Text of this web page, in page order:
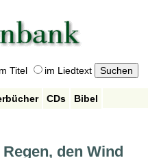
Titel im Liedtext
CDs
Bibel
den Wind